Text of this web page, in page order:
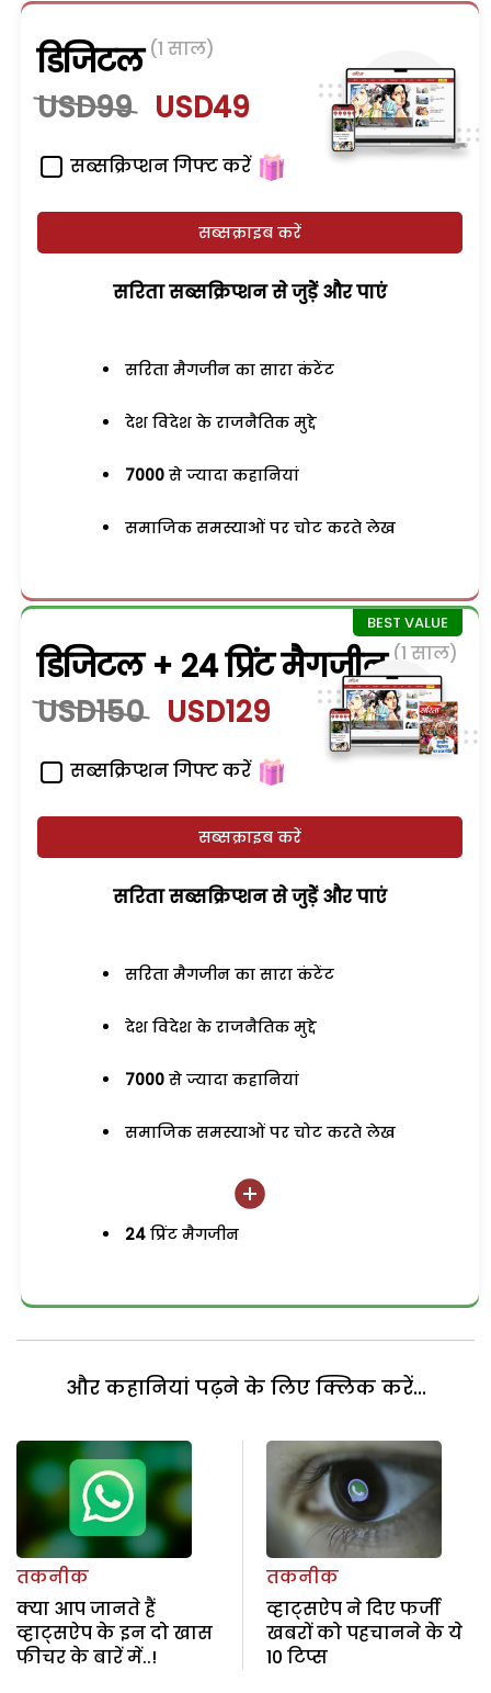
डिजिटल (1 साल)
USD99 USD49
सब्सक्रिप्शन गिफ्ट करें
सब्सक्राइब करें
सरिता सब्सक्रिप्शन से जुड़ेें और पाएं
सरिता मैगजीन का सारा कंटेंट
देश विदेश के राजनैतिक मुद्दे
7000 से ज्यादा कहानियां
समाजिक समस्याओं पर चोट करते लेख
डिजिटल + 24 प्रिंट मैगजीन (1 साल)
USD150 USD129
सब्सक्रिप्शन गिफ्ट करें
सब्सक्राइब करें
सरिता सब्सक्रिप्शन से जुड़ेें और पाएं
सरिता मैगजीन का सारा कंटेंट
देश विदेश के राजनैतिक मुद्दे
7000 से ज्यादा कहानियां
समाजिक समस्याओं पर चोट करते लेख
24 प्रिंट मैगजीन
और कहानियां पढ़ने के लिए क्लिक करें...
तकनीक
क्या आप जानते हैं
व्हाट्सऐप के इन दो खास
फीचर के बारें में..!
तकनीक
व्हाट्सऐप ने दिए फर्जी
खबरों को पहचानने के ये
10 टिप्स